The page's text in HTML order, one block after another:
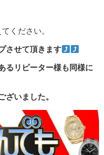
ください。
させて頂きます
るリピーター様も同様に
ざいました。